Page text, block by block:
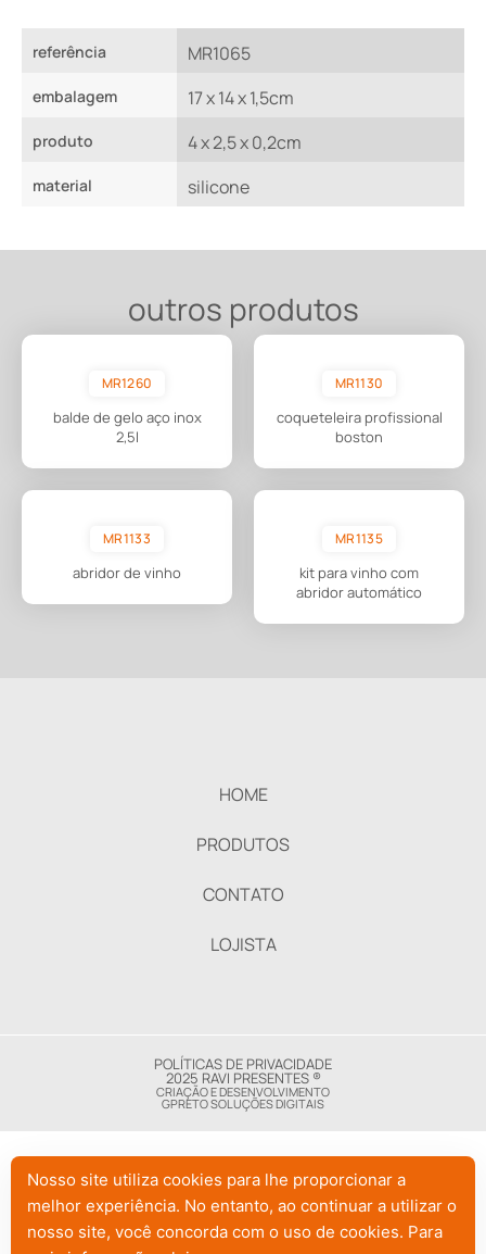
referência MR1065
embalagem 17 x 14 x 1,5cm
produto 4 x 2,5 x 0,2cm
material silicone
outros produtos
MR1260
balde de gelo aço inox
2,5l
MR1130
coqueteleira profissional
boston
MR1133
abridor de vinho
MR1135
kit para vinho com
abridor automático
HOME
PRODUTOS
CONTATO
LOJISTA
POLÍTICAS DE PRIVACIDADE
2025 RAVI PRESENTES ®
CRIAÇÃO E DESENVOLVIMENTO
GPRETO SOLUÇÕES DIGITAIS
Nosso site utiliza cookies para lhe proporcionar a
melhor experiência. No entanto, ao continuar a utilizar o
nosso site, você concorda com o uso de cookies. Para